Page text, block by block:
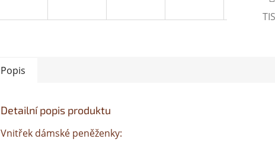
Popis
Detailní popis produktu
Vnitřek dámské peněženky: